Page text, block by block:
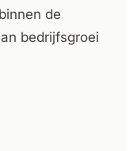
de
bedrijfsgroei